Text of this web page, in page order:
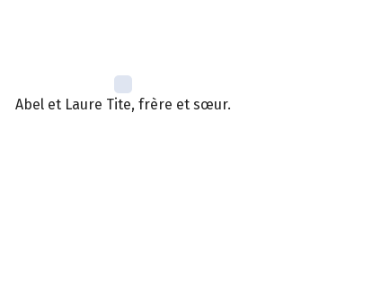
Abel et Laure Tite, frère et sœur.